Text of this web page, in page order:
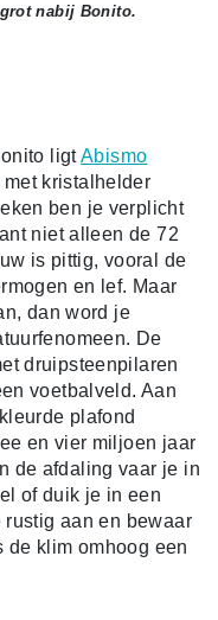
nabij Bonito.
ligtAbismo
kristalhelder
ben je verplicht
niet alleen de 72
is pittig, vooral de
en lef. Maar
dan word je
De
druipsteenpilaren
voetbalveld. Aan
plafond
en vier miljoen jaar
de afdaling vaar je in
of duik je in een
aan en bewaar
de klim omhoog een